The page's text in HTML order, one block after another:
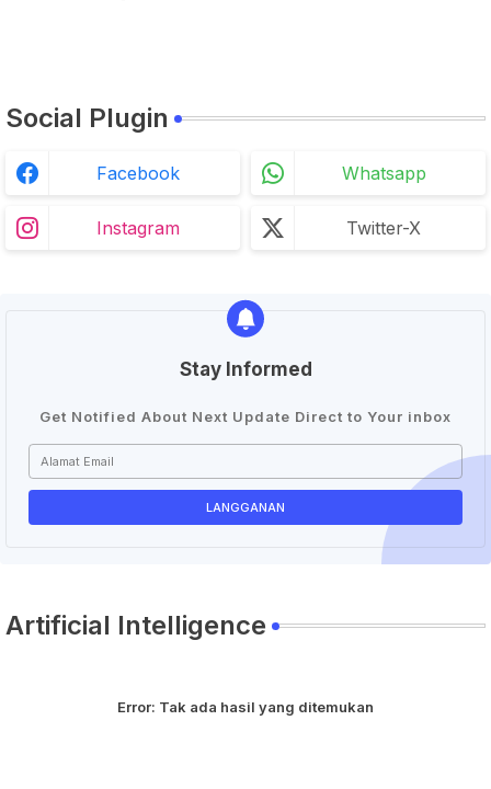
Social Plugin
Facebook Whatsapp
Instagram Twitter-X
Stay Informed
Get Notified About Next Update Direct to Your inbox
Artificial Intelligence
Error: Tak ada hasil yang ditemukan